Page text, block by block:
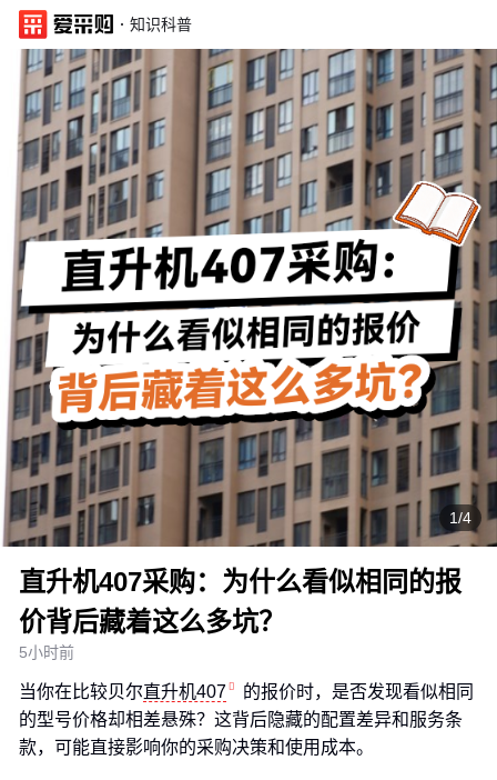
· 知识科普
1/4
直升机407采购：为什么看似相同的报
价背后藏着这么多坑？
5小时前
当你在比较贝尔直升机407
的报价时，是否发现看似相同
的型号价格却相差悬殊？这背后隐藏的配置差异和服务条
款，可能直接影响你的采购决策和使用成本。